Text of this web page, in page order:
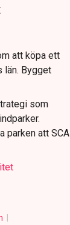
att köpa ett
län. Bygget
som
parken att SCA